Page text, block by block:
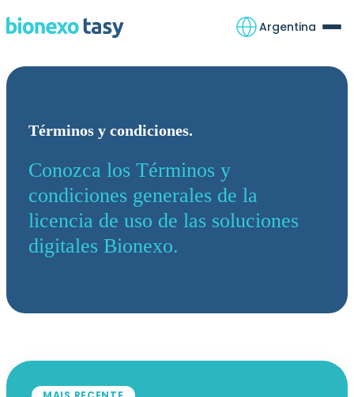
Argentina
Términos y condiciones.
Conozca los Términos y
condiciones generales de la
licencia de uso de las soluciones
digitales Bionexo.